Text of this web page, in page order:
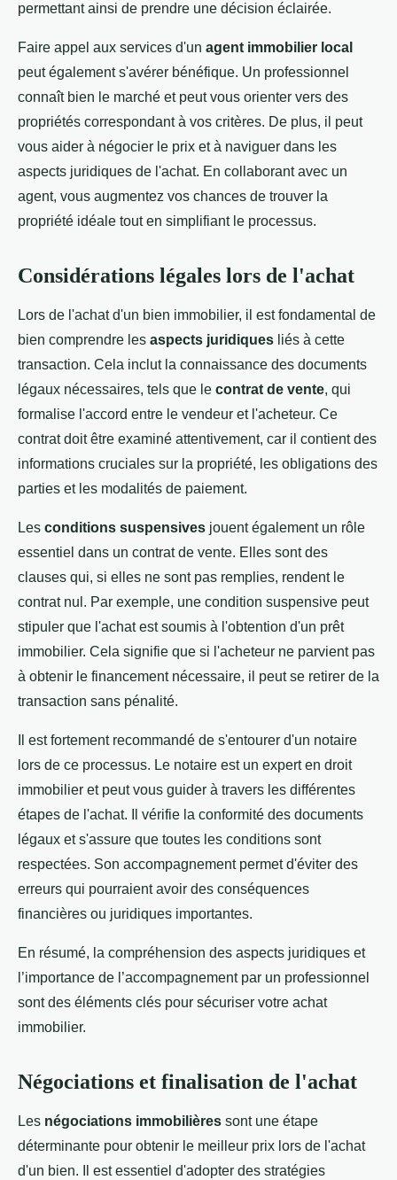
permettant ainsi de prendre une décision éclairée.
Faire appel aux services d'un agent immobilier local
peut également s'avérer bénéfique. Un professionnel
connaît bien le marché et peut vous orienter vers des
propriétés correspondant à vos critères. De plus, il peut
vous aider à négocier le prix et à naviguer dans les
aspects juridiques de l'achat. En collaborant avec un
agent, vous augmentez vos chances de trouver la
propriété idéale tout en simplifiant le processus.
Considérations légales lors de l'achat
Lors de l'achat d'un bien immobilier, il est fondamental de
bien comprendre les aspects juridiques liés à cette
transaction. Cela inclut la connaissance des documents
légaux nécessaires, tels que le contrat de vente, qui
formalise l'accord entre le vendeur et l'acheteur. Ce
contrat doit être examiné attentivement, car il contient des
informations cruciales sur la propriété, les obligations des
parties et les modalités de paiement.
Les conditions suspensives jouent également un rôle
essentiel dans un contrat de vente. Elles sont des
clauses qui, si elles ne sont pas remplies, rendent le
contrat nul. Par exemple, une condition suspensive peut
stipuler que l'achat est soumis à l'obtention d'un prêt
immobilier. Cela signifie que si l'acheteur ne parvient pas
à obtenir le financement nécessaire, il peut se retirer de la
transaction sans pénalité.
Il est fortement recommandé de s'entourer d'un notaire
lors de ce processus. Le notaire est un expert en droit
immobilier et peut vous guider à travers les différentes
étapes de l'achat. Il vérifie la conformité des documents
légaux et s'assure que toutes les conditions sont
respectées. Son accompagnement permet d'éviter des
erreurs qui pourraient avoir des conséquences
financières ou juridiques importantes.
En résumé, la compréhension des aspects juridiques et
l’importance de l’accompagnement par un professionnel
sont des éléments clés pour sécuriser votre achat
immobilier.
Négociations et finalisation de l'achat
Les négociations immobilières sont une étape
déterminante pour obtenir le meilleur prix lors de l'achat
d'un bien. Il est essentiel d'adopter des stratégies